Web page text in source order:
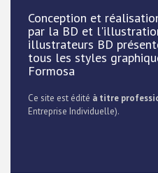
Conception et
par la BD et
illustrateurs BD
tous les styles
Formosa
Ce site est édité à titre
Entreprise Individuelle).